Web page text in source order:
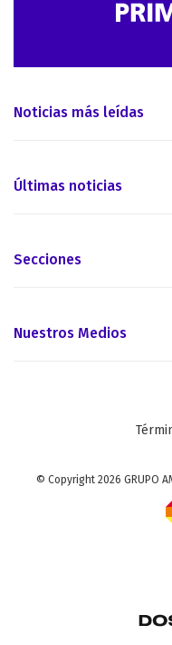
Noticias más leídas
Últimas noticias
Secciones
Nuestros Medios
© Copyright 2026 GRUPO